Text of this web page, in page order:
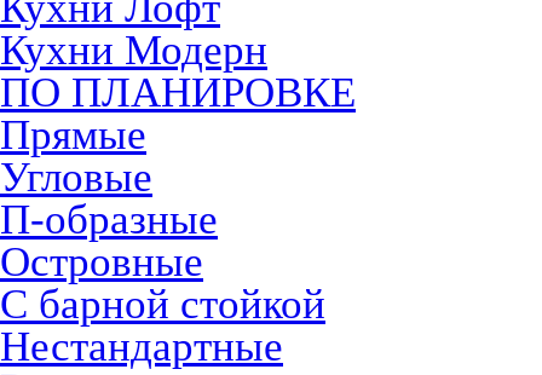
Кухни Модерн
ПО ПЛАНИРОВКЕ
Прямые
Угловые
П-образные
Островные
С барной стойкой
Нестандартные